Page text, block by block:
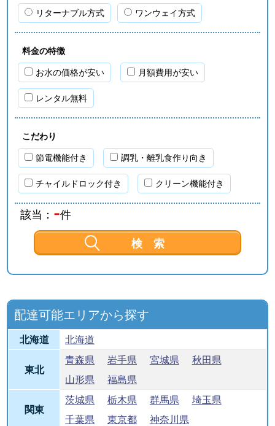
リターナブル方式 ワンウェイ方式
料金の特徴
お水の価格が安い 月額費用が安い
レンタル無料
こだわり
節電機能付き 調乳・離乳食作り向き
チャイルドロック付き クリーン機能付き
該当： -件
配達可能エリアから探す
北海道 北海道
東北
青森県 岩手県 宮城県
秋田県
山形県
福島県
関東
茨城県 栃木県 群馬県
埼玉県
千葉県
東京都 神奈川県